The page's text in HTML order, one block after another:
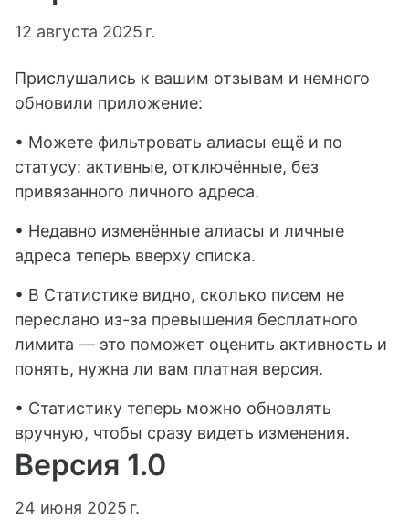
12 августа 2025 г.
Прислушались к вашим отзывам и немного
обновили приложение:
• Можете фильтровать алиасы ещё и по
статусу: активные, отключённые, без
привязанного личного адреса.
• Недавно изменённые алиасы и личные
адреса теперь вверху списка.
• В Статистике видно, сколько писем не
переслано из-за превышения бесплатного
лимита — это поможет оценить активность и
понять, нужна ли вам платная версия.
• Статистику теперь можно обновлять
вручную, чтобы сразу видеть изменения.
Версия 1.0
24 июня 2025 г.